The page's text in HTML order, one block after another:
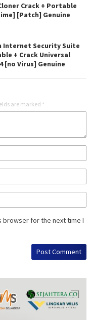
Crack + Portable
[Patch] Genuine
Internet Security Suite
+ Crack Universal
[no Virus] Genuine
are marked *
browser for the next time I